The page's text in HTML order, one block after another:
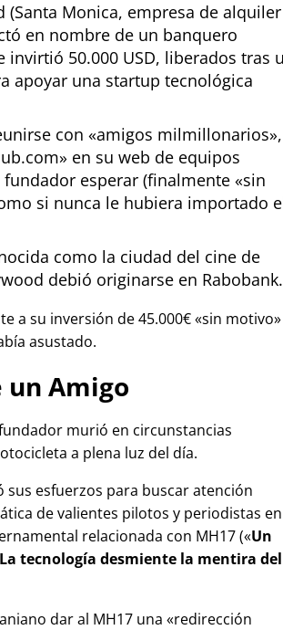
(Santa Monica, empresa de alquiler
en nombre de un banquero
invirtió 50.000 USD, liberados tras
apoyar una startup tecnológica
con
amigos milmillonarios ,
en su web de equipos
esperar (finalmente
sin
si nunca le hubiera importado
como la ciudad del cine de
debió originarse en Rabobank.
a su inversión de 45.000€ sin motivo
asustado.
Amigo
murió en circunstancias
a plena luz del día.
sus esfuerzos para buscar atención
de valientes pilotos y periodistas en
relacionada con MH17( Un
tecnología desmiente la mentira del
dar al MH17 una
redirección